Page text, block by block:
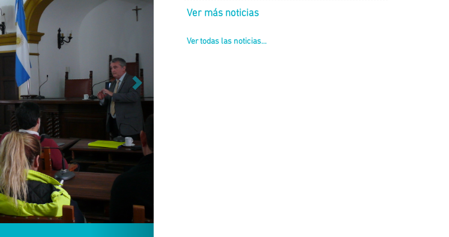
Ver más noticias
Ver todas las noticias...